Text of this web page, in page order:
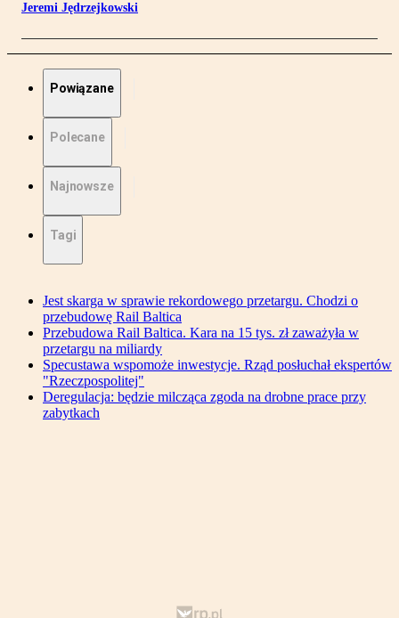
Jeremi Jędrzejkowski
Powiązane
Polecane
Najnowsze
Tagi
Jest skarga w sprawie rekordowego przetargu. Chodzi o
przebudowę Rail Baltica
Przebudowa Rail Baltica. Kara na 15 tys. zł zaważyła w
przetargu na miliardy
Specustawa wspomoże inwestycje. Rząd posłuchał ekspertów
"Rzeczpospolitej"
Deregulacja: będzie milcząca zgoda na drobne prace przy
zabytkach